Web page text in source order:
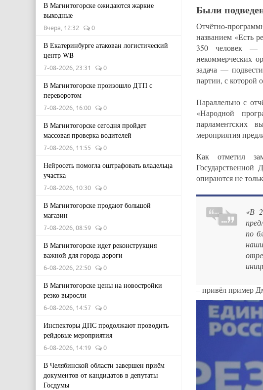
В Магнитогорске ожидаются жаркие
выходные
Вчера, 12:32 0
В Екатеринбурге атакован логистический
центр WB
7-08-2026, 23:31 0
В Магнитогорске произошло ДТП с
переворотом
7-08-2026, 16:00 0
В Магнитогорске сегодня пройдет
массовая проверка водителей
7-08-2026, 11:55 0
Нейросеть помогла оштрафовать владельца
участка
7-08-2026, 10:30 0
В Магнитогорске продают большой
магазин
7-08-2026, 08:59 0
В Магнитогорске идет реконструкция
важной для города дороги
6-08-2026, 22:50 0
В Магнитогорске цены на новостройки
резко выросли
6-08-2026, 14:57 0
Инспекторы ДПС продолжают проводить
рейдовые мероприятия
6-08-2026, 14:19 0
В Челябинской области завершен приём
документов от кандидатов в депутаты
Госдумы
Были
Отчётно-
названием «Есть
350 человек —
некоммерческих
задача —
партии, с которой
Параллельно с
«Народной
парламентских
мероприятия
Как отметил
Государственной
опираются не
«В
по
– привёл пример